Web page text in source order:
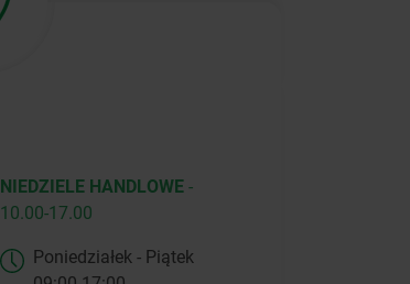
NIEDZIELE HANDLOWE-
10.00-17.00
Poniedziałek - Piątek